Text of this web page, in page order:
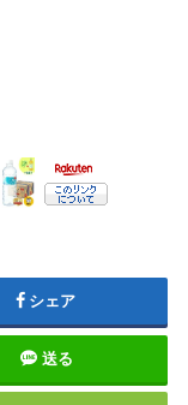
シェア
送る